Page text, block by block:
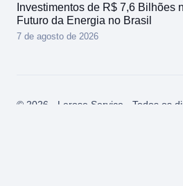
Investimentos de R$ 7,6 Bilhões
Futuro da Energia no Brasil
7 de agosto de 2026
© 2026 - Lerose Service - Todos os